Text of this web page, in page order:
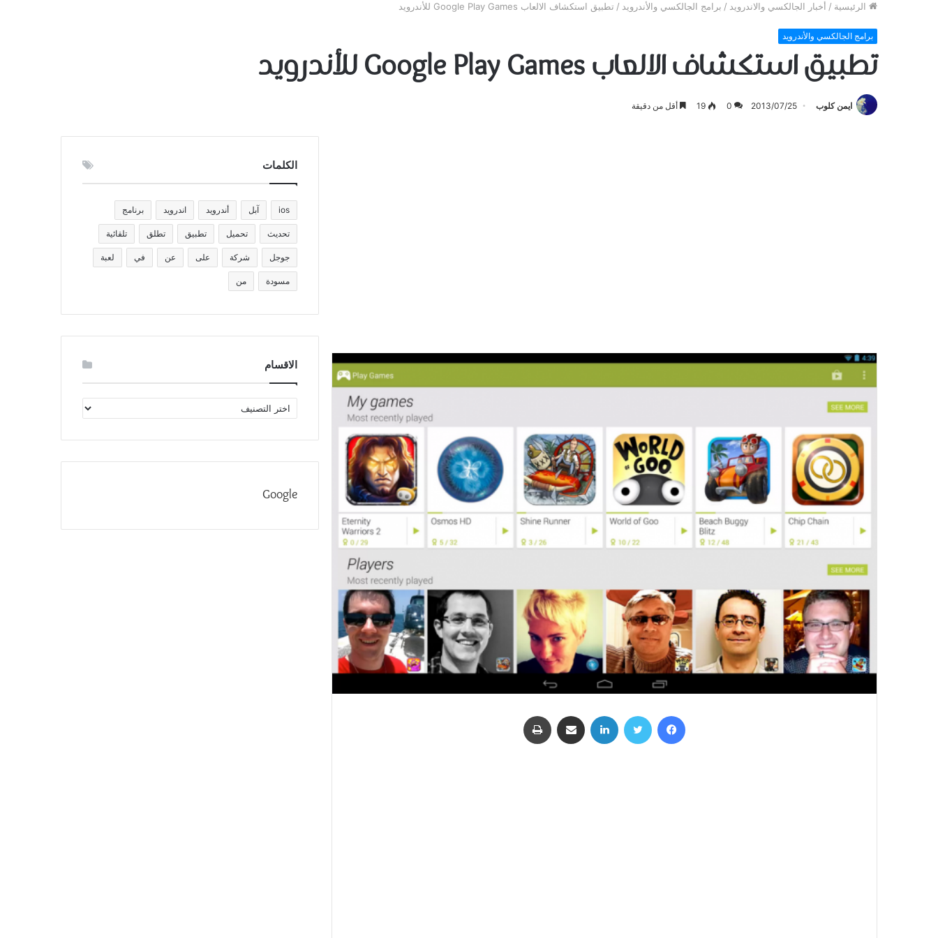
الرئيسية / أخبار الجالكسي والاندرويد / برامج الجالكسي والأندرويد / تطبيق استكشاف الالعاب Google Play Games للأندرويد
برامج الجالكسي والأندرويد
تطبيق استكشاف الالعاب Google Play Games للأندرويد
ايمن كلوب 2013/07/25
0
19 أقل من دقيقة
فيسبوك تويتر لينكدإن مشاركة عبر البريد
الكلمات
ios آبل أندرويد اندرويد برنامج
تحديث تحميل تطبيق تطلق تلقائية
جوجل شركة على عن في لعبة
مسودة من
الاقسام
الاقسام
Google